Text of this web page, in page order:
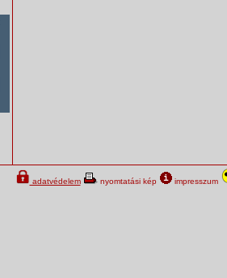
adatvédelem nyomtatási kép impresszum